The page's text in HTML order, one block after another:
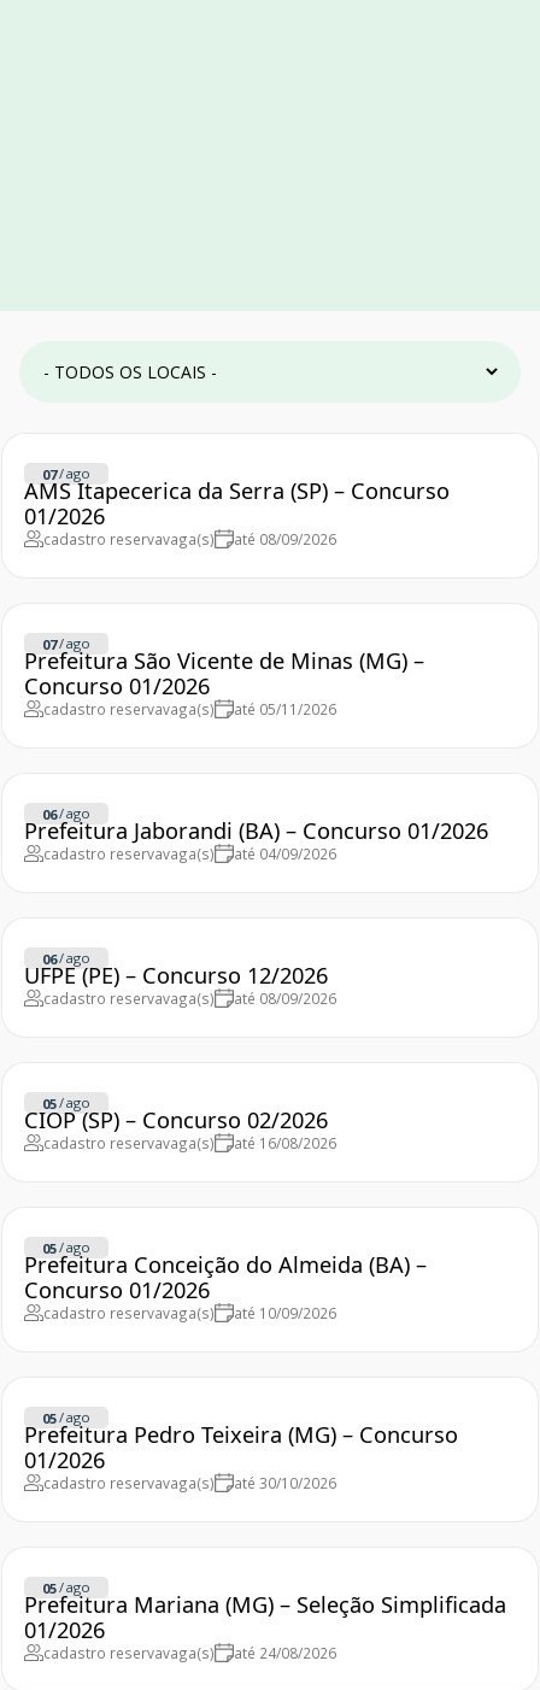
07/ago
AMS Itapecerica da Serra (SP) – Concurso
01/2026
cadastro reservavaga(s) até 08/09/2026
07/ago
Prefeitura São Vicente de Minas (MG) –
Concurso 01/2026
cadastro reservavaga(s) até 05/11/2026
06/ago
Prefeitura Jaborandi (BA) – Concurso 01/2026
cadastro reservavaga(s) até 04/09/2026
06/ago
UFPE (PE) – Concurso 12/2026
cadastro reservavaga(s) até 08/09/2026
05/ago
CIOP (SP) – Concurso 02/2026
cadastro reservavaga(s) até 16/08/2026
05/ago
Prefeitura Conceição do Almeida (BA) –
Concurso 01/2026
cadastro reservavaga(s) até 10/09/2026
05/ago
Prefeitura Pedro Teixeira (MG) – Concurso
01/2026
cadastro reservavaga(s) até 30/10/2026
05/ago
Prefeitura Mariana (MG) – Seleção Simplificada
01/2026
cadastro reservavaga(s) até 24/08/2026